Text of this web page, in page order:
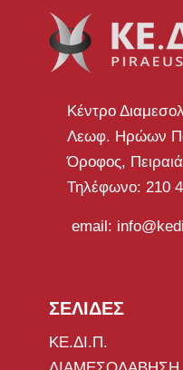
Κέντρο
Λεωφ. Ηρώων
Όροφος,
Τηλέφωνο: 210
email:
ΣΕΛΙΔΕΣ
ΚΕ.ΔΙ.Π.